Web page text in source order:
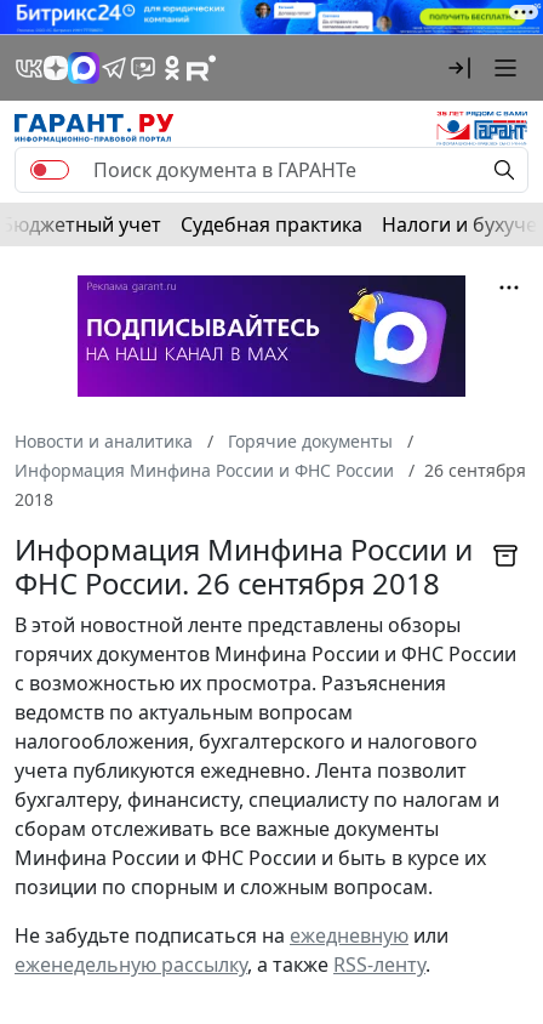
Бюджетный учет Судебная практика Налоги и
Новости и аналитика
Горячие документы
Информация Минфина России и ФНС России
26 сентября
2018
Информация Минфина России и
ФНС России. 26 сентября 2018
В этой новостной ленте представлены обзоры
горячих документов Минфина России и ФНС России
с возможностью их просмотра. Разъяснения
ведомств по актуальным вопросам
налогообложения, бухгалтерского и налогового
учета публикуются ежедневно. Лента позволит
бухгалтеру, финансисту, специалисту по налогам и
сборам отслеживать все важные документы
Минфина России и ФНС России и быть в курсе их
позиции по спорным и сложным вопросам.
Не забудьте подписаться на ежедневную или
еженедельную рассылку, а также RSS-ленту.